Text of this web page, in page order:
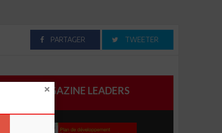
PARTAGER TWEETER
MAGAZINE LEADERS